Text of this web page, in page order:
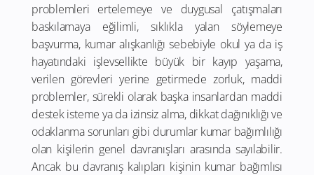
problemleri ertelemeye ve duygusal çatışmaları
baskılamaya eğilimli, sıklıkla yalan söylemeye
başvurma, kumar alışkanlığı sebebiyle okul ya da iş
hayatındaki işlevsellikte büyük bir kayıp yaşama,
verilen görevleri yerine getirmede zorluk, maddi
problemler, sürekli olarak başka insanlardan maddi
destek isteme ya da izinsiz alma, dikkat dağınıklığı ve
odaklanma sorunları gibi durumlar kumar bağımlılığı
olan kişilerin genel davranışları arasında sayılabilir.
Ancak bu davranış kalıpları kişinin kumar bağımlısı